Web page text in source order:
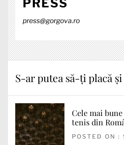
PRESS
press@gorgova.ro
S-ar putea să-ți placă și
Cele mai
tenis din
POSTED ON